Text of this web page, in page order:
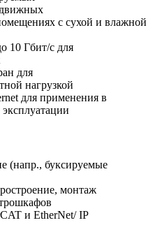
с сухой и влажной
10 Гбит/с для
для
нагрузкой
для применения в
(напр., буксируемые
монтаж
и EtherNet/ IP